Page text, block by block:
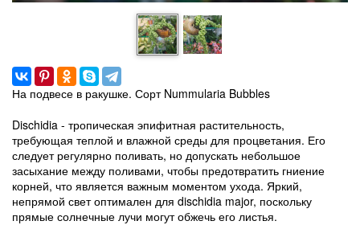
На подвесе в ракушке. Сорт Nummularia Bubbles
Dischidia - тропическая эпифитная растительность,
требующая теплой и влажной среды для процветания. Его
следует регулярно поливать, но допускать небольшое
засыхание между поливами, чтобы предотвратить гниение
корней, что является важным моментом ухода. Яркий,
непрямой свет оптимален для dischidia major, поскольку
прямые солнечные лучи могут обжечь его листья.